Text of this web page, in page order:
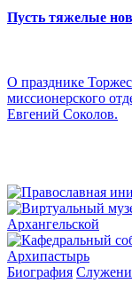
Пусть тяжелые
О празднике
миссионерского
Евгений Соколов.
Архипастырь
Биография